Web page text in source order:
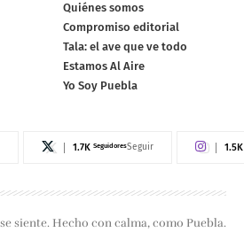
Quiénes somos
Compromiso editorial
Tala: el ave que ve todo
Estamos Al Aire
Yo Soy Puebla
1.7K SeguidoresSeguir 1.5K
siente. Hecho con calma, como Puebla.